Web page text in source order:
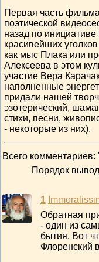
Первая часть
поэтической
назад по
красивейших
как мыс Плака или
Алексеева в этом
участие Вера
наполненные
придали нашей
эзотерический,
стихи, песни,
- некоторые из них).
Всего комментариев:
Порядок
1
Обратная
- один из
бытия. Вот
Флоренский